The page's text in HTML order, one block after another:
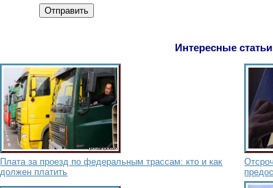
Отправить
Интересные
Плата за проезд по федеральным трассам: кто и как
должен платить